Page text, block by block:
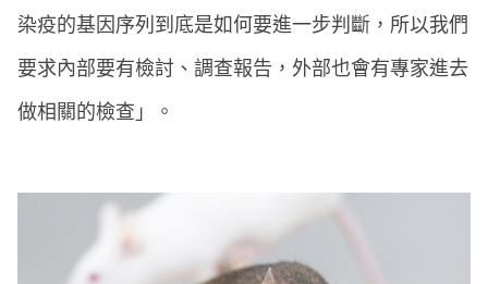
染疫的基因序列到底是如何要進一步判斷，所以我們
要求內部要有檢討、調查報告，外部也會有專家進去
做相關的檢查」。